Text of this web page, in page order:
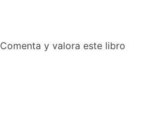
Comenta y valora este libro